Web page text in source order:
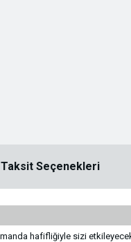
Taksit Seçenekleri
hafifliğiyle sizi